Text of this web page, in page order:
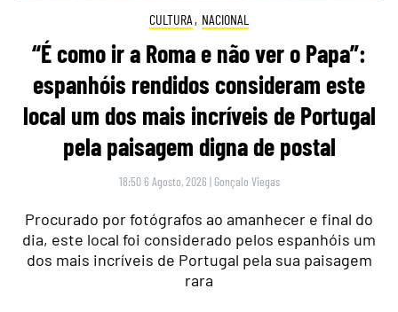
CULTURA , NACIONAL
“É como ir a Roma e não ver o Papa”:
espanhóis rendidos consideram este
local um dos mais incríveis de Portugal
pela paisagem digna de postal
18:50 6 Agosto, 2026 | Gonçalo Viegas
Procurado por fotógrafos ao amanhecer e final do
dia, este local foi considerado pelos espanhóis um
dos mais incríveis de Portugal pela sua paisagem
rara